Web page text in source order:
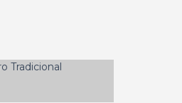
Tradicional